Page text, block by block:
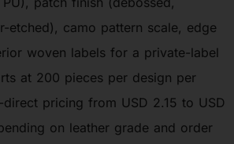
etched), camo pattern scale, edge
woven labels for a private-label
at 200 pieces per design per
pricing from USD 2.15 to USD
on leather grade and order